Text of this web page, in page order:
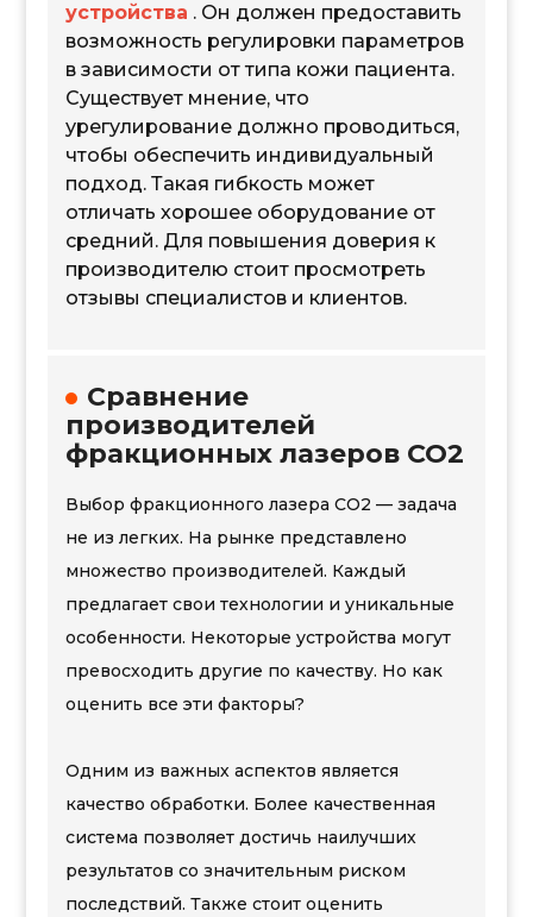
устройства . Он должен предоставить
возможность регулировки параметров
в зависимости от типа кожи пациента.
Существует мнение, что
урегулирование должно проводиться,
чтобы обеспечить индивидуальный
подход. Такая гибкость может
отличать хорошее оборудование от
средний. Для повышения доверия к
производителю стоит просмотреть
отзывы специалистов и клиентов.
Сравнение
производителей
фракционных лазеров CO2
Выбор фракционного лазера CO2 — задача
не из легких. На рынке представлено
множество производителей. Каждый
предлагает свои технологии и уникальные
особенности. Некоторые устройства могут
превосходить другие по качеству. Но как
оценить все эти факторы?
Одним из важных аспектов является
качество обработки. Более качественная
система позволяет достичь наилучших
результатов со значительным риском
последствий. Также стоит оценить